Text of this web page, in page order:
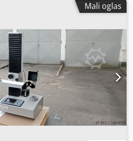
Mali oglas